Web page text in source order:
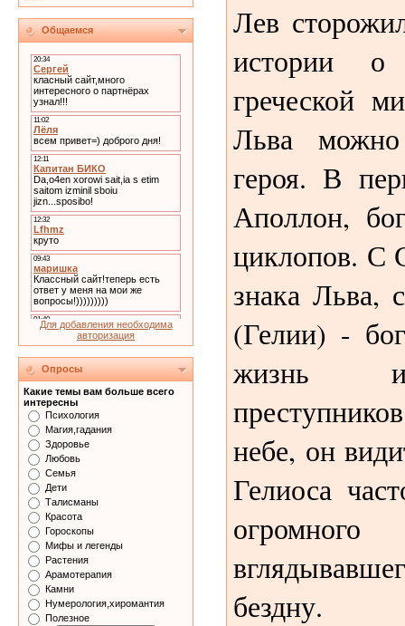
Общаемся
Для добавления необходима
авторизация
Опросы
Какие темы вам больше всего
интересны
Психология
Магия,гадания
Здоровье
Любовь
Семья
Дети
Талисманы
Красота
Гороскопы
Мифы и легенды
Растения
Арамотерапия
Камни
Нумерология,хиромантия
Полезное
Лев
истории
греческой
Льва
героя. В
Аполлон,
циклопов. С
знака Льва,
(Гелии) -
жизнь и
небе, он
Гелиоса
бездну.